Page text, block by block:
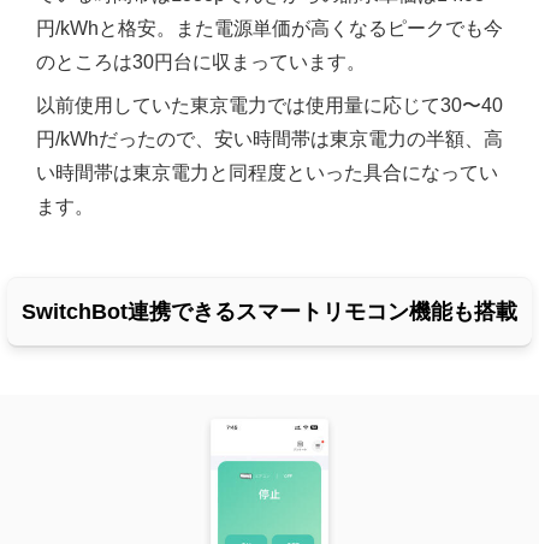
円/kWhと格安。また電源単価が高くなるピークでも今
のところは30円台に収まっています。
以前使用していた東京電力では使用量に応じて30〜40
円/kWhだったので、安い時間帯は東京電力の半額、高
い時間帯は東京電力と同程度といった具合になってい
ます。
SwitchBot連携できるスマートリモコン機能も搭載